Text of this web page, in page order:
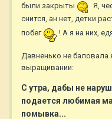
были закрыты
Я,
снится, ан нет, детки
побег
! А я на них,
Давненько не баловала
выращивании:
С утра, дабы не
подается любимая
помывка...